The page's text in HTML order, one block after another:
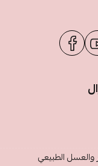
والعسل الطبيعي